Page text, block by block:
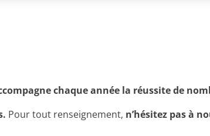
chaque année la réussite de
Pour tout renseignement, n’hésitez pas à